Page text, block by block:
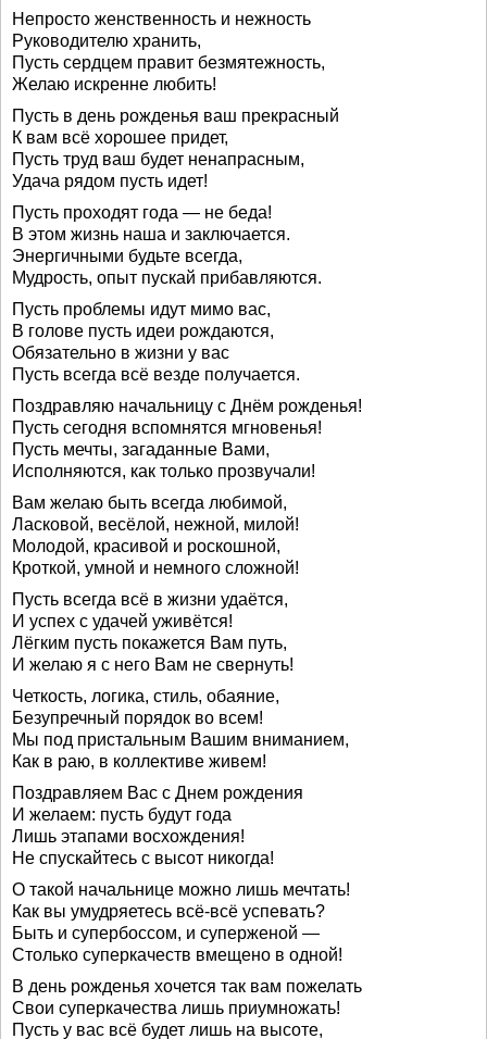
Непросто женственность и нежность
Руководителю хранить,
Пусть сердцем правит безмятежность,
Желаю искренне любить!
Пусть в день рожденья ваш прекрасный
К вам всё хорошее придет,
Пусть труд ваш будет ненапрасным,
Удача рядом пусть идет!
Пусть проходят года — не беда!
В этом жизнь наша и заключается.
Энергичными будьте всегда,
Мудрость, опыт пускай прибавляются.
Пусть проблемы идут мимо вас,
В голове пусть идеи рождаются,
Обязательно в жизни у вас
Пусть всегда всё везде получается.
Поздравляю начальницу с Днём рожденья!
Пусть сегодня вспомнятся мгновенья!
Пусть мечты, загаданные Вами,
Исполняются, как только прозвучали!
Вам желаю быть всегда любимой,
Ласковой, весёлой, нежной, милой!
Молодой, красивой и роскошной,
Кроткой, умной и немного сложной!
Пусть всегда всё в жизни удаётся,
И успех с удачей уживётся!
Лёгким пусть покажется Вам путь,
И желаю я с него Вам не свернуть!
Четкость, логика, стиль, обаяние,
Безупречный порядок во всем!
Мы под пристальным Вашим вниманием,
Как в раю, в коллективе живем!
Поздравляем Вас с Днем рождения
И желаем: пусть будут года
Лишь этапами восхождения!
Не спускайтесь с высот никогда!
О такой начальнице можно лишь мечтать!
Как вы умудряетесь всё-всё успевать?
Быть и супербоссом, и суперженой —
Столько суперкачеств вмещено в одной!
В день рожденья хочется так вам пожелать
Свои суперкачества лишь приумножать!
Пусть у вас всё будет лишь на высоте,